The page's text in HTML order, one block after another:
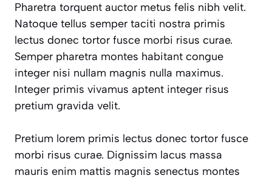
Pharetra torquent auctor metus felis nibh velit.
Natoque tellus semper taciti nostra primis
lectus donec tortor fusce morbi risus curae.
Semper pharetra montes habitant congue
integer nisi nullam magnis nulla maximus.
Integer primis vivamus aptent integer risus
pretium gravida velit.
Pretium lorem primis lectus donec tortor fusce
morbi risus curae. Dignissim lacus massa
mauris enim mattis magnis senectus montes